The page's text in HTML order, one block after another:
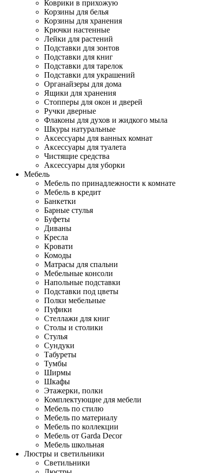
Коврики в прихожую
Корзины для белья
Корзины для хранения
Крючки настенные
Лейки для растений
Подставки для зонтов
Подставки для книг
Подставки для тарелок
Подставки для украшений
Органайзеры для дома
Ящики для хранения
Стопперы для окон и дверей
Ручки дверные
Флаконы для духов и жидкого мыла
Шкуры натуральные
Аксессуары для ванных комнат
Аксессуары для туалета
Чистящие средства
Аксессуары для уборки
Мебель
Мебель по принадлежности к комнате
Мебель в кредит
Банкетки
Барные стулья
Буфеты
Диваны
Кресла
Кровати
Комоды
Матрасы для спальни
Мебельные консоли
Напольные подставки
Подставки под цветы
Полки мебельные
Пуфики
Стеллажи для книг
Столы и столики
Стулья
Сундуки
Табуреты
Тумбы
Ширмы
Шкафы
Этажерки, полки
Комплектующие для мебели
Мебель по стилю
Мебель по материалу
Мебель по коллекции
Мебель от Garda Decor
Мебель школьная
Люстры и светильники
Светильники